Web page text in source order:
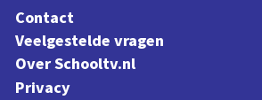
Contact
Veelgestelde vragen
Over Schooltv.nl
Privacy